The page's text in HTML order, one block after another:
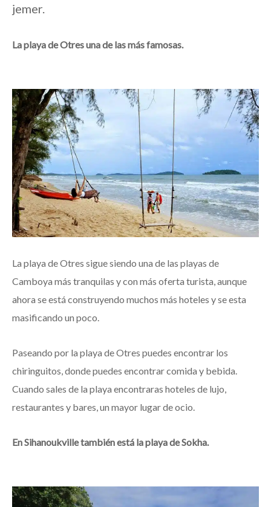
jemer.
La playa de Otres una de las más famosas.
La playa de Otres sigue siendo una de las playas de
Camboya más tranquilas y con más oferta turista, aunque
ahora se está construyendo muchos más hoteles y se esta
masificando un poco.
Paseando por la playa de Otres puedes encontrar los
chiringuitos, donde puedes encontrar comida y bebida.
Cuando sales de la playa encontraras hoteles de lujo,
restaurantes y bares, un mayor lugar de ocio.
En Sihanoukville también está la playa de Sokha.